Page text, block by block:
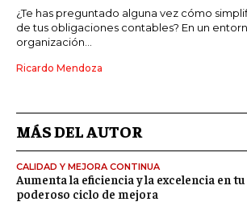
¿Te has preguntado alguna vez cómo
de tus obligaciones contables? En un
organización...
Ricardo Mendoza
MÁS DEL AUTOR
CALIDAD Y MEJORA CONTINUA
Aumenta la eficiencia y la excelencia en
poderoso ciclo de mejora